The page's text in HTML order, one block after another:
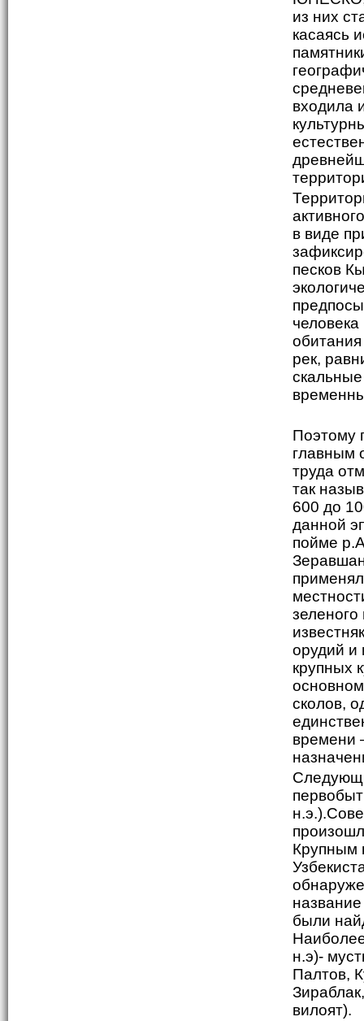
из них
касаясь
входила
в виде
песков
рек,
Поэтому
главным
труда
так
600 до
данной
пойме
орудий и
крупных
сколов,
времени
Крупным
были
н.э)-
Палтов,
вилоят).